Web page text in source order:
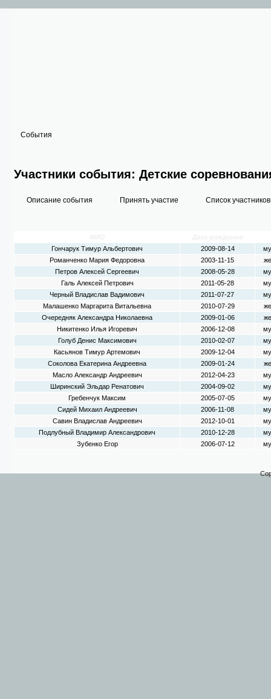
События
Участники события: Детские
Описание события Принять участие Список участников
Гончарук Тимур Альбертович
2009-08-14
Романченко Мария Федоровна
2003-11-15
Петров Алексей Сергеевич
2008-05-28
Галь Алексей Петрович
2011-05-28
Черный Владислав Вадимович
2011-07-27
Малашенко Маргарита Витальевна
2010-07-29
Очередняк Александра Николаевна
2009-01-06
Никитенко Илья Игоревич
2006-12-08
Голуб Денис Максимович
2010-02-07
Касьянов Тимур Артемович
2009-12-04
Соколова Екатерина Андреевна
2009-01-24
Масло Александр Андреевич
2012-04-23
Ширинский Эльдар Ренатович
2004-09-02
Гребенчук Максим
2005-07-05
Сидей Михаил Андреевич
2006-11-08
Савин Владислав Андреевич
2012-10-01
Подлубный Владимир Александрович
2010-12-28
Зубенко Егор
2006-07-12